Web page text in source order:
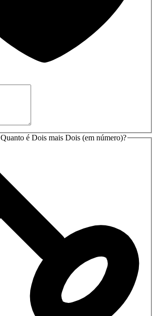
Quanto é Dois mais Dois (em número)?